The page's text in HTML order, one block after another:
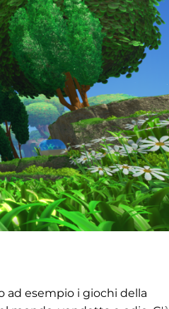
ad esempio i giochi della